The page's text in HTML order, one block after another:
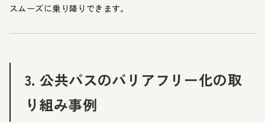
スムーズに乗り降りできます。
3. 公共バスのバリアフリー化の取
り組み事例